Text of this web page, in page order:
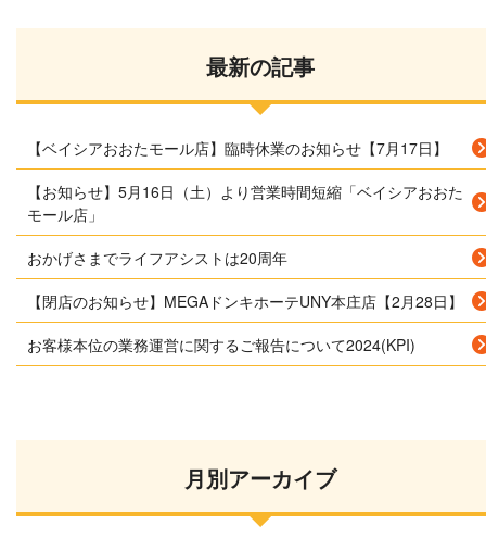
最新の記事
【ベイシアおおたモール店】臨時休業のお知らせ【7月17日】
【お知らせ】5月16日（土）より営業時間短縮「ベイシアおおた
モール店」
おかげさまでライフアシストは20周年
【閉店のお知らせ】MEGAドンキホーテUNY本庄店【2月28日】
お客様本位の業務運営に関するご報告について2024(KPI)
月別アーカイブ